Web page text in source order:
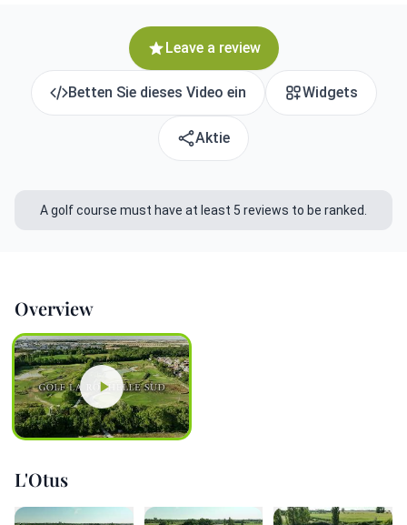
Leave a review
Betten Sie dieses Video ein Widgets
Aktie
A golf course must have at least 5 reviews to be ranked.
Overview
L'Otus